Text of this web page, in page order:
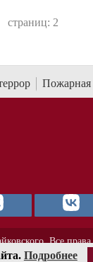
страниц: 2
Пожарная
Все
Подробнее